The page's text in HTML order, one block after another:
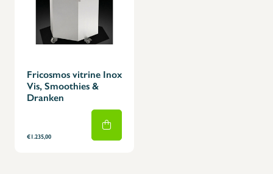
Fricosmos vitrine Inox
Vis, Smoothies &
Dranken
€1.235,00